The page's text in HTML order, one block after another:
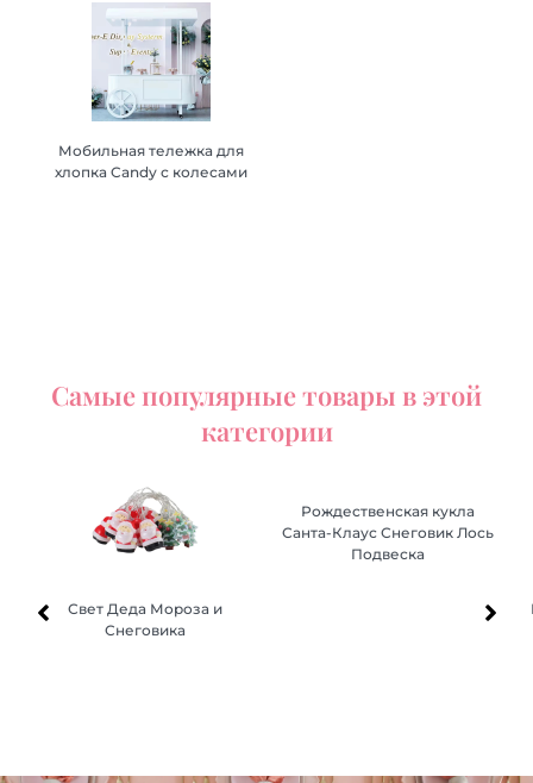
Мобильная тележка для
хлопка Candy с колесами
Мобильная тележка для
хлопка Candy с колесами
Самые популярные товары в этой
категории
Свет Деда Мороза и
Снеговика
Свет Деда Мороза и
Снеговика
Рождественская кукла
Санта-Клаус Снеговик Лось
Подвеска